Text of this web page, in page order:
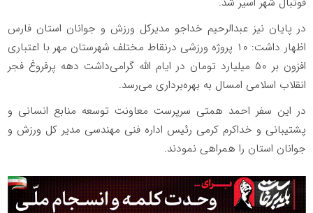
در پایان نیز عبدالرحیم خداجو مدیرکل ورزش و جوانان استان فارس
اظهار داشت: ۱۰ پروژه ورزشی درنقاط مختلف شهرستان مهر با اعتباری
افزون بر ۵۰ میلیارد تومان در ایام الله گرامی‌داشت دهه پرفروغ فجر
انقلاب اسلامی امسال به بهره‌برداری می‌رسد.
در این سفر احمد همتی سرپرست معاونت توسعه منابع انسانی و
پشتیبانی و خداکرم کرمی رئیس اداره فنی مهندسی مدیر کل ورزش و
جوانان استان را همراهی نمودند.